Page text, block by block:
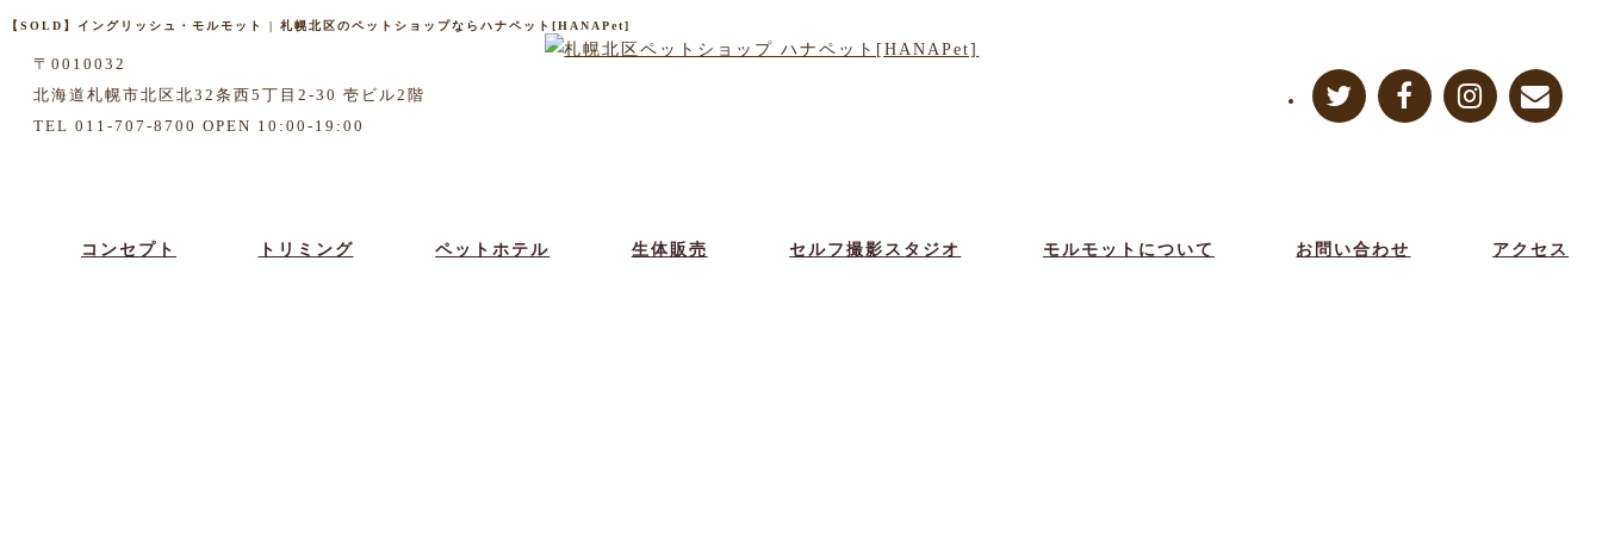
【SOLD】イングリッシュ・モルモット | 札幌北区のペットショップならハナペット[HANAPet]
〒0010032
北海道札幌市北区北32条西5丁目2-30 壱ビル2階
TEL 011-707-8700 OPEN 10:00-19:00
コンセプト トリミング ペットホテル 生体販売 セルフ撮影スタジオ モルモットについて お問い合わせ アクセス